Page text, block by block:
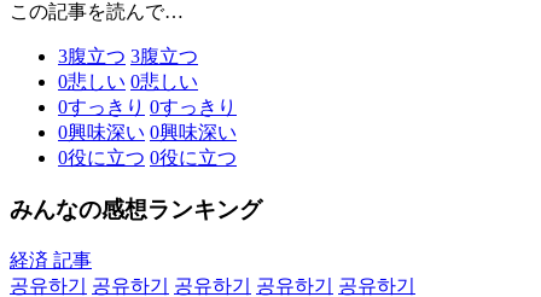
この記事を読んで…
3腹立つ 3腹立つ
0悲しい 0悲しい
0すっきり 0すっきり
0興味深い 0興味深い
0役に立つ 0役に立つ
みんなの感想ランキング
経済 記事
공유하기
공유하기 공유하기 공유하기
공유하기